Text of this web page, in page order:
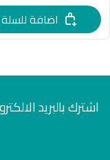
اضافة للسلة
اشترك بالبريد